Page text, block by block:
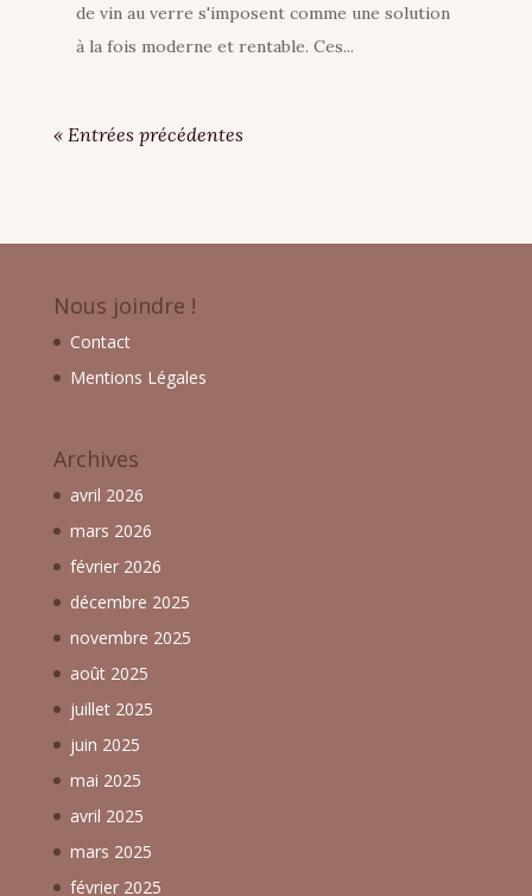
de vin au verre s'imposent comme une solution
à la fois moderne et rentable. Ces...
« Entrées précédentes
Nous joindre !
Contact
Mentions Légales
Archives
avril 2026
mars 2026
février 2026
décembre 2025
novembre 2025
août 2025
juillet 2025
juin 2025
mai 2025
avril 2025
mars 2025
février 2025